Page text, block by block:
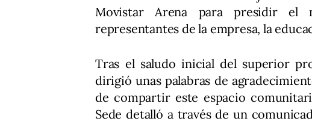
Movistar Arena para presidir el
representantes de la empresa, la
Tras el saludo inicial del superior
dirigió unas palabras de
de compartir este espacio
Sede detalló a través de un